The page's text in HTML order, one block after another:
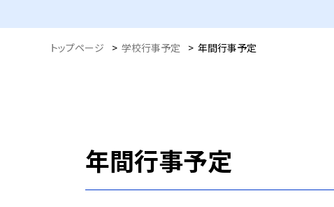
トップページ > 学校行事予定 > 年間行事予定
年間行事予定